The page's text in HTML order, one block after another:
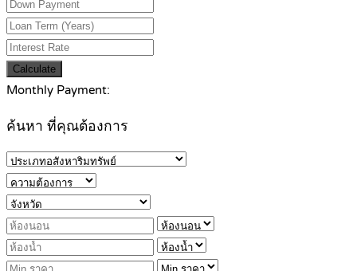
Calculate
Monthly Payment:
ค้นหา ที่คุณต้องการ